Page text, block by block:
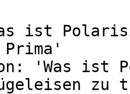
ist
'Was ist
zu